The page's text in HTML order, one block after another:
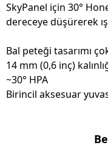
SkyPanel için 30°
dereceye düşürerek
Bal peteği tasarımı
14 mm (0,6 inç)
~30° HPA
Birincil aksesuar